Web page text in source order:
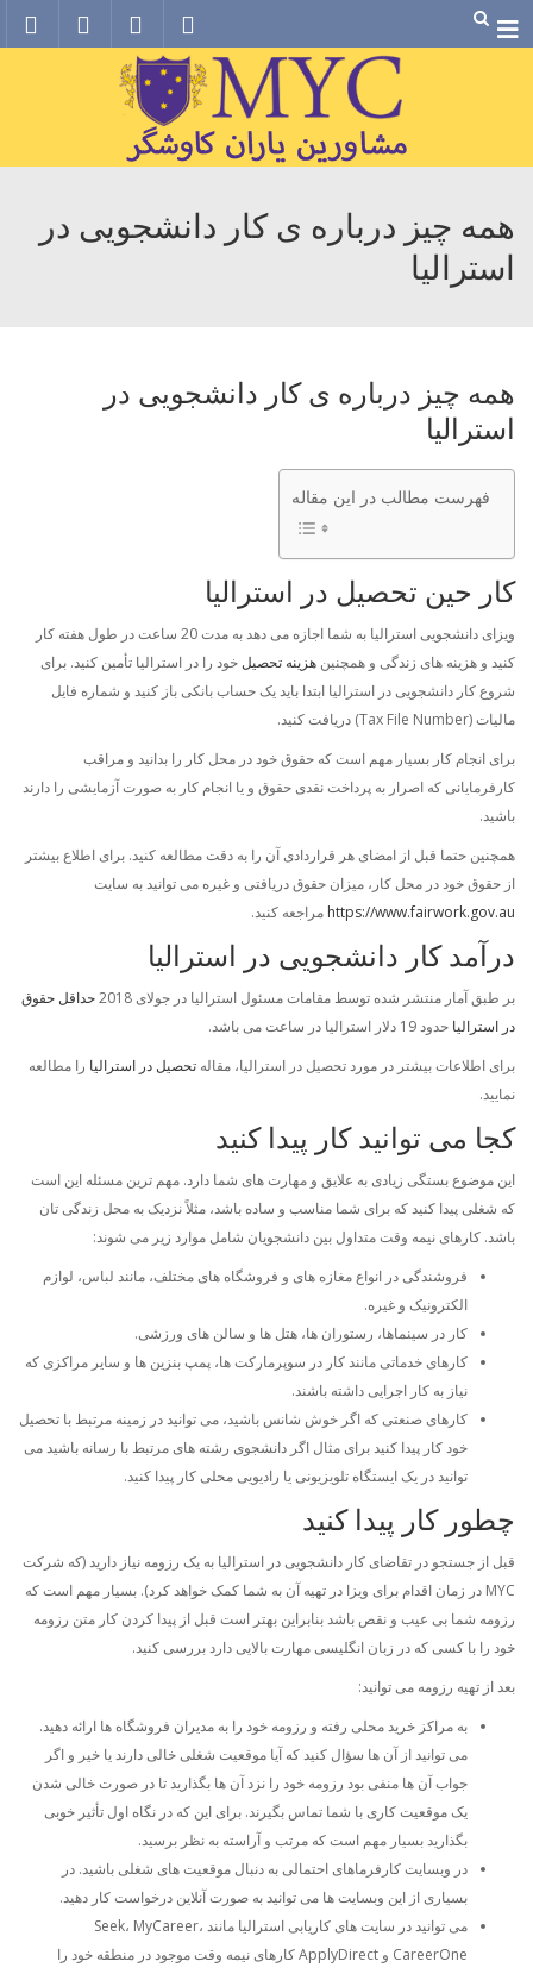
Menu
همه چیز درباره ی کار دانشجویی در
استرالیا
همه چیز درباره ی کار دانشجویی در
استرالیا
فهرست مطالب در این مقاله
کار حین تحصیل در استرالیا
ویزای دانشجویی استرالیا به شما اجازه می دهد به مدت 20 ساعت در طول هفته کار
کنید و هزینه های زندگی و همچنین هزینه تحصیلخود را در استرالیا تأمین کنید. برای
شروع کار دانشجویی در استرالیا ابتدا باید یک حساب بانکی باز کنید و شماره فایل
مالیات (Tax File Number) دریافت کنید.
برای انجام کار بسیار مهم است که حقوق خود در محل کار را بدانید و مراقب
کارفرمایانی که اصرار به پرداخت نقدی حقوق و یا انجام کار به صورت آزمایشی را دارند
باشید.
همچنین حتما قبل از امضای هر قراردادی آن را به دقت مطالعه کنید. برای اطلاع بیشتر
از حقوق خود در محل کار، میزان حقوق دریافتی و غیره می توانید به سایت
https://www.fairwork.gov.au مراجعه کنید.
درآمد کار دانشجویی در استرالیا
بر طبق آمار منتشر شده توسط مقامات مسئول استرالیا در جولای 2018
حداقل حقوق
در استرالیا حدود 19 دلار استرالیا در ساعت می باشد.
برای اطلاعات بیشتر در مورد تحصیل در استرالیا، مقاله تحصیل در استرالیا را مطالعه
نمایید.
کجا می توانید کار پیدا کنید
این موضوع بستگی زیادی به علایق و مهارت های شما دارد. مهم ترین مسئله این است
که شغلی پیدا کنید که برای شما مناسب و ساده باشد، مثلاً نزدیک به محل زندگی تان
باشد. کارهای نیمه وقت متداول بین دانشجویان شامل موارد زیر می شوند:
فروشندگی در انواع مغازه های و فروشگاه های مختلف، مانند لباس، لوازم
الکترونیک و غیره.
کار در سینماها، رستوران ها، هتل ها و سالن های ورزشی.
کارهای خدماتی مانند کار در سوپرمارکت ها، پمپ بنزین ها و سایر مراکزی که
نیاز به کار اجرایی داشته باشند.
کارهای صنعتی که اگر خوش شانس باشید، می توانید در زمینه مرتبط با تحصیل
خود کار پیدا کنید برای مثال اگر دانشجوی رشته های مرتبط با رسانه باشید می
توانید در یک ایستگاه تلویزیونی یا رادیویی محلی کار پیدا کنید.
چطور کار پیدا کنید
قبل از جستجو در تقاضای کار دانشجویی در استرالیا به یک رزومه نیاز دارید (که شرکت
MYC در زمان اقدام برای ویزا در تهیه آن به شما کمک خواهد کرد). بسیار مهم است که
رزومه شما بی عیب و نقص باشد بنابراین بهتر است قبل از پیدا کردن کار متن رزومه
خود را با کسی که در زبان انگلیسی مهارت بالایی دارد بررسی کنید.
بعد از تهیه رزومه می توانید:
به مراکز خرید محلی رفته و رزومه خود را به مدیران فروشگاه ها ارائه دهید.
می توانید از آن ها سؤال کنید که آیا موقعیت شغلی خالی دارند یا خیر و اگر
جواب آن ها منفی بود رزومه خود را نزد آن ها بگذارید تا در صورت خالی شدن
یک موقعیت کاری با شما تماس بگیرند. برای این که در نگاه اول تأثیر خوبی
بگذارید بسیار مهم است که مرتب و آراسته به نظر برسید.
در وبسایت کارفرماهای احتمالی به دنبال موقعیت های شغلی باشید. در
بسیاری از این وبسایت ها می توانید به صورت آنلاین درخواست کار دهید.
می توانید در سایت های کاریابی استرالیا مانند Seek، MyCareer،
CareerOne و ApplyDirect کارهای نیمه وقت موجود در منطقه خود را